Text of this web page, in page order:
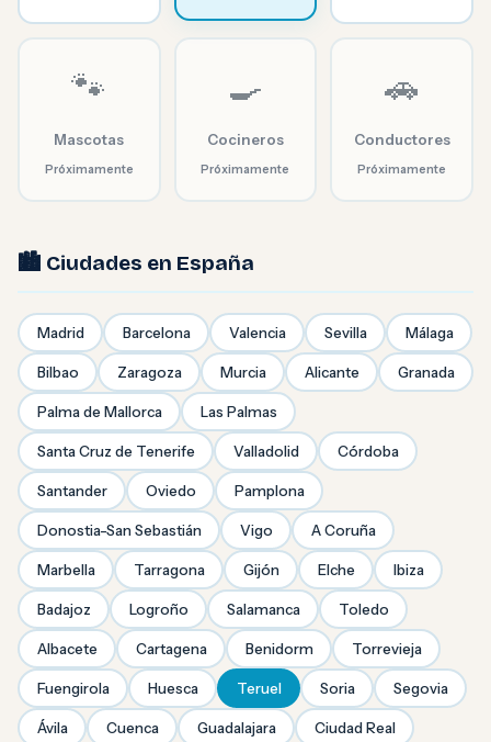
🐾
Mascotas
Próximamente
🍳
Cocineros
Próximamente
🚗
Conductores
Próximamente
🏙️ Ciudades en España
Madrid Barcelona Valencia Sevilla Málaga
Bilbao Zaragoza Murcia Alicante Granada
Palma de Mallorca Las Palmas
Santa Cruz de Tenerife Valladolid Córdoba
Santander Oviedo Pamplona
Donostia-San Sebastián Vigo A Coruña
Marbella Tarragona Gijón Elche Ibiza
Badajoz Logroño Salamanca Toledo
Albacete Cartagena Benidorm Torrevieja
Fuengirola Huesca Teruel Soria Segovia
Ávila Cuenca Guadalajara Ciudad Real